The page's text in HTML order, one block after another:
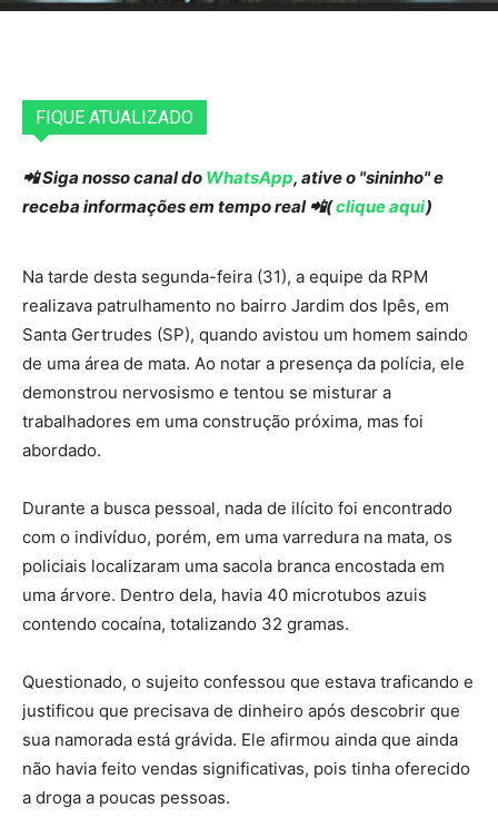
FIQUE ATUALIZADO
📲 Siga nosso canal do WhatsApp, ative o "sininho" e
receba informações em tempo real 📲(clique aqui)
Na tarde desta segunda-feira (31), a equipe da RPM
realizava patrulhamento no bairro Jardim dos Ipês, em
Santa Gertrudes (SP), quando avistou um homem saindo
de uma área de mata. Ao notar a presença da polícia, ele
demonstrou nervosismo e tentou se misturar a
trabalhadores em uma construção próxima, mas foi
abordado.
Durante a busca pessoal, nada de ilícito foi encontrado
com o indivíduo, porém, em uma varredura na mata, os
policiais localizaram uma sacola branca encostada em
uma árvore. Dentro dela, havia 40 microtubos azuis
contendo cocaína, totalizando 32 gramas.
Questionado, o sujeito confessou que estava traficando e
justificou que precisava de dinheiro após descobrir que
sua namorada está grávida. Ele afirmou ainda que ainda
não havia feito vendas significativas, pois tinha oferecido
a droga a poucas pessoas.